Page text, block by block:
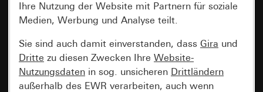
Ihre Nutzung der Website mit Partnern für soziale
Medien, Werbung und Analyse teilt.
Sie sind auch damit einverstanden, dass Gira und
Dritte zu diesen Zwecken Ihre Website-
Nutzungsdaten in sog. unsicheren Drittländern
außerhalb des EWR verarbeiten, auch wenn